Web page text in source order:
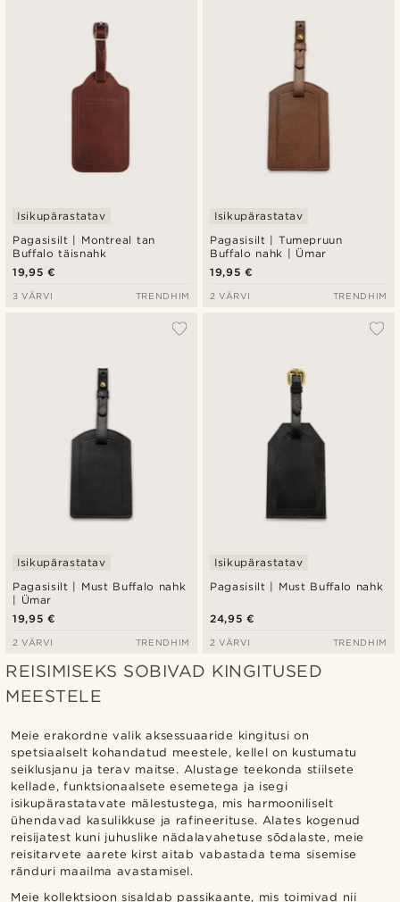
Pagasisilt | Montreal tan
Buffalo täisnahk
Isikupärastatav
19,95 €
3 VÄRVI TRENDHIM
Pagasisilt | Tumepruun
Buffalo nahk | Ümar
Isikupärastatav
19,95 €
2 VÄRVI TRENDHIM
Pagasisilt | Must Buffalo nahk
| Ümar
Isikupärastatav
19,95 €
2 VÄRVI TRENDHIM
Pagasisilt | Must Buffalo nahk
Isikupärastatav
24,95 €
2 VÄRVI TRENDHIM
REISIMISEKS SOBIVAD KINGITUSED
MEESTELE
Meie erakordne valik aksessuaaride kingitusi on
spetsiaalselt kohandatud meestele, kellel on kustumatu
seiklusjanu ja terav maitse. Alustage teekonda stiilsete
kellade, funktsionaalsete esemetega ja isegi
isikupärastatavate mälestustega, mis harmooniliselt
ühendavad kasulikkuse ja rafineerituse. Alates kogenud
reisijatest kuni juhuslike nädalavahetuse sõdalaste, meie
reisitarvete aarete kirst aitab vabastada tema sisemise
ränduri maailma avastamisel.
Meie kollektsioon sisaldab passikaante, mis toimivad nii